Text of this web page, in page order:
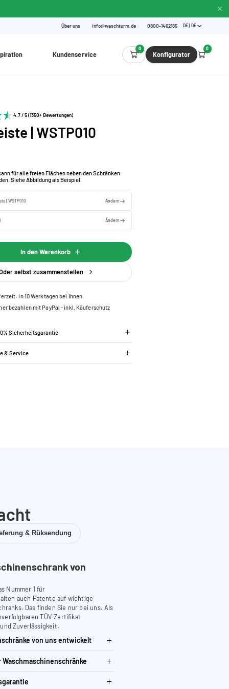
Über uns info@waschturm.de 0800-1462185 DE | DE
Kundenservice
0
Konfigurator
0
4.7 / 5 (1350+ Bewertungen)
| WSTP010
für alle freien Flächen neben den Schränken
Siehe Abbildung als Beispiel.
| WSTP010 Ändern
Ändern
In den Warenkorb
selbst zusammenstellen
In 10 Werktagen bei Ihnen
bezahlen mit PayPal - inkl. Käuferschutz
Sicherheitsgarantie
& Service
& Rüksendung
von
Nummer 1 für
auch Patente auf wichtige
Das finden Sie nur bei uns. Als
TÜV-Zertifikat
Zuverlässigkeit.
von uns entwickelt